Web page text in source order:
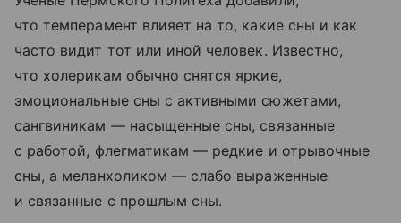
что темперамент влияет на то, какие сны и как
часто видит тот или иной человек. Известно,
что холерикам обычно снятся яркие,
эмоциональные сны с активными сюжетами,
сангвиникам — насыщенные сны, связанные
с работой, флегматикам — редкие и отрывочные
сны, а меланхоликом — слабо выраженные
и связанные с прошлым сны.